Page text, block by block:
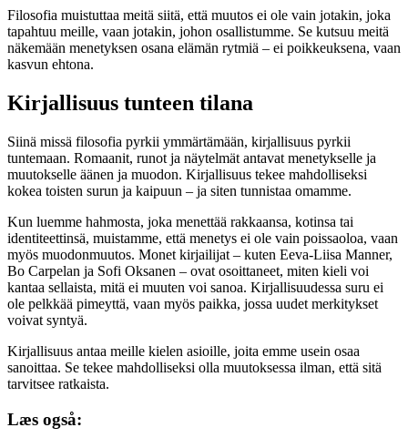
Filosofia muistuttaa meitä siitä, että muutos ei ole vain jotakin, joka
tapahtuu meille, vaan jotakin, johon osallistumme. Se kutsuu meitä
näkemään menetyksen osana elämän rytmiä – ei poikkeuksena, vaan
kasvun ehtona.
Kirjallisuus tunteen tilana
Siinä missä filosofia pyrkii ymmärtämään, kirjallisuus pyrkii
tuntemaan. Romaanit, runot ja näytelmät antavat menetykselle ja
muutokselle äänen ja muodon. Kirjallisuus tekee mahdolliseksi
kokea toisten surun ja kaipuun – ja siten tunnistaa omamme.
Kun luemme hahmosta, joka menettää rakkaansa, kotinsa tai
identiteettinsä, muistamme, että menetys ei ole vain poissaoloa, vaan
myös muodonmuutos. Monet kirjailijat – kuten Eeva-Liisa Manner,
Bo Carpelan ja Sofi Oksanen – ovat osoittaneet, miten kieli voi
kantaa sellaista, mitä ei muuten voi sanoa. Kirjallisuudessa suru ei
ole pelkkää pimeyttä, vaan myös paikka, jossa uudet merkitykset
voivat syntyä.
Kirjallisuus antaa meille kielen asioille, joita emme usein osaa
sanoittaa. Se tekee mahdolliseksi olla muutoksessa ilman, että sitä
tarvitsee ratkaista.
Læs også: